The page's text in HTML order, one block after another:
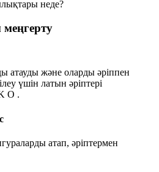
неде?
атауды және оларды әріппен
үшін латын әріптері
O .
атап, әріптермен